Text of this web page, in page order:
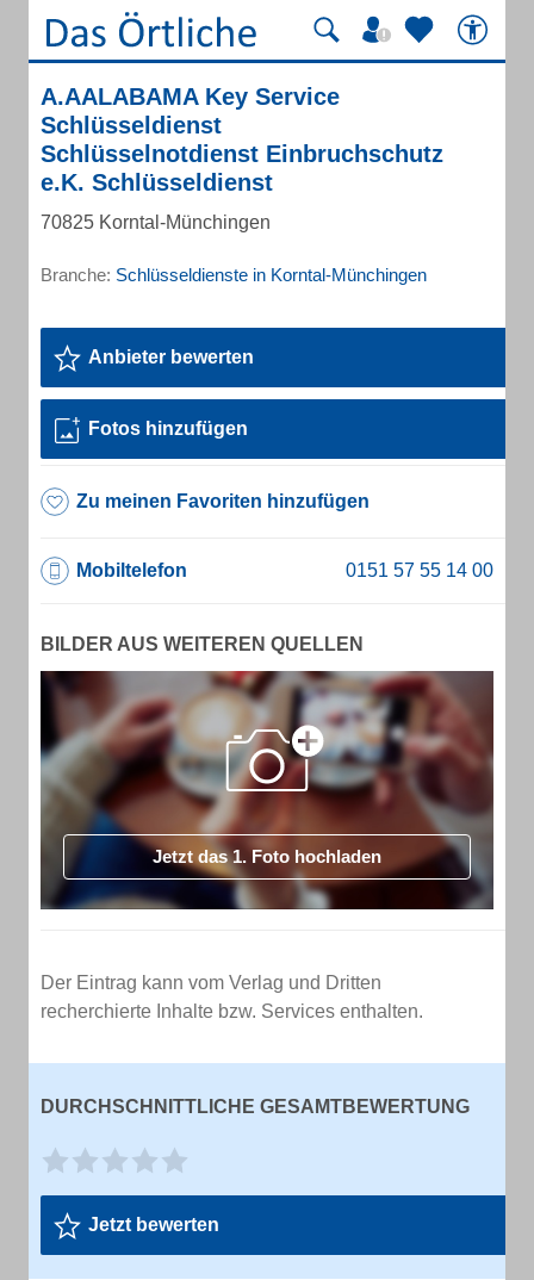
A.AALABAMA Key Service
Schlüsseldienst
Schlüsselnotdienst Einbruchschutz
e.K. Schlüsseldienst
70825 Korntal-Münchingen
Branche: Schlüsseldienste in Korntal-Münchingen
Anbieter bewerten
Fotos hinzufügen
Zu meinen Favoriten hinzufügen
Mobiltelefon
BILDER AUS WEITEREN QUELLEN
Jetzt das 1. Foto hochladen
Der Eintrag kann vom Verlag und Dritten
recherchierte Inhalte bzw. Services enthalten.
DURCHSCHNITTLICHE GESAMTBEWERTUNG
Jetzt bewerten